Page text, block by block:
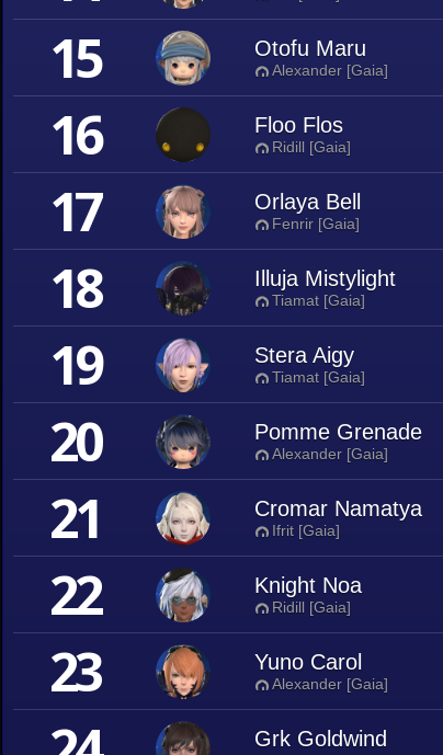
15 Otofu Maru
Alexander [Gaia]
16 Floo Flos
Ridill [Gaia]
17 Orlaya Bell
Fenrir [Gaia]
18 Illuja Mistylight
Tiamat [Gaia]
19 Stera Aigy
Tiamat [Gaia]
20 Pomme Grenade
Alexander [Gaia]
21 Cromar Namatya
Ifrit [Gaia]
22 Knight Noa
Ridill [Gaia]
23 Yuno Carol
Alexander [Gaia]
Grk Goldwind